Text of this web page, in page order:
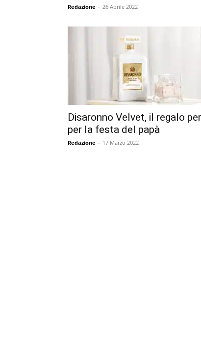
Redazione - 26 Aprile 2022
Disaronno Velvet, il regalo
per la festa del papà
Redazione - 17 Marzo 2022